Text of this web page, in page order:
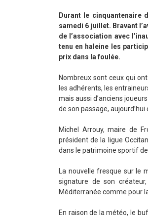
Durant le cinquantenaire
samedi 6 juillet. Bravant
de l’association avec
tenu en haleine les
prix dans la foulée.
Nombreux sont ceux qui
les adhérents, les
mais aussi d’anciens
de son passage, aujourd’hui
Michel Arrouy, maire de
président de la ligue
dans le patrimoine sportif de
La nouvelle fresque sur le
signature de son
Méditerranée comme pour
En raison de la météo, le